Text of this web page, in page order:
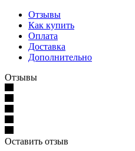
Отзывы
Как купить
Оплата
Доставка
Дополнительно
Отзывы
Оставить отзыв